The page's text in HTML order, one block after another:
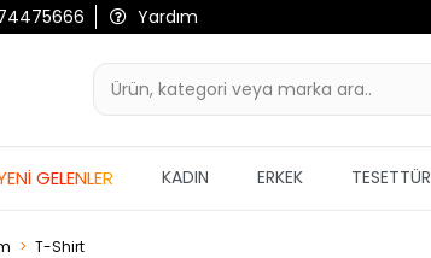
Yardım
GELENLER KADIN ERKEK TESETTÜR
T-Shirt